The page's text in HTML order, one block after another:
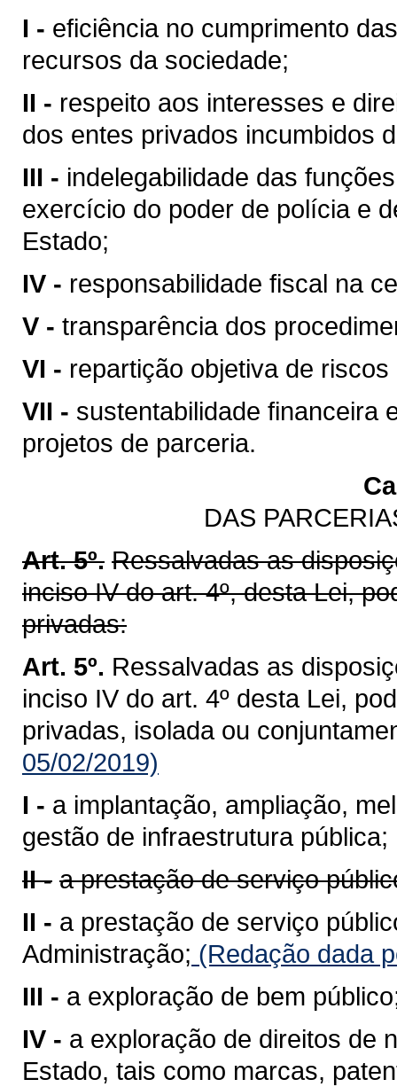
I - eficiência no cumprimento
recursos da sociedade;
II - respeito aos interesses e
dos entes privados incumbidos
III - indelegabilidade das
exercício do poder de polícia e
Estado;
IV - responsabilidade fiscal na
V - transparência dos
VI - repartição objetiva de
VII - sustentabilidade financeira
projetos de parceria.
DAS
Art. 5º. Ressalvadas as
inciso IV do art. 4º, desta Lei,
privadas:
Art. 5º. Ressalvadas as
inciso IV do art. 4º desta Lei,
privadas, isolada ou
05/02/2019)
I - a implantação, ampliação,
gestão de infraestrutura pública;
II - a prestação de serviço
II - a prestação de serviço
Administração; (Redação dada
III - a exploração de bem
IV - a exploração de direitos de
Estado, tais como marcas,